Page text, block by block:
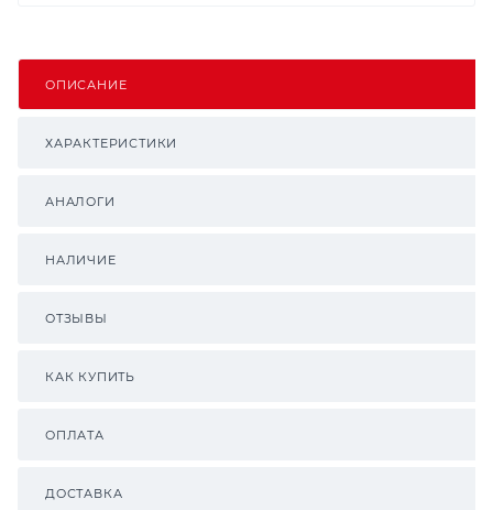
ОПИСАНИЕ
ХАРАКТЕРИСТИКИ
АНАЛОГИ
НАЛИЧИЕ
ОТЗЫВЫ
КАК КУПИТЬ
ОПЛАТА
ДОСТАВКА